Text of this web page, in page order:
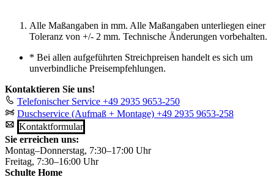
Alle Maßangaben in mm. Alle Maßangaben unterliegen einer
Toleranz von +/- 2 mm. Technische Änderungen vorbehalten.
* Bei allen aufgeführten Streichpreisen handelt es sich um
unverbindliche Preisempfehlungen.
Kontaktieren Sie uns!
Telefonischer Service +49 2935 9653-250
Duschservice (Aufmaß + Montage) +49 2935 9653-258
Kontaktformular
Sie erreichen uns:
Montag–Donnerstag, 7:30–17:00 Uhr
Freitag, 7:30–16:00 Uhr
Schulte Home